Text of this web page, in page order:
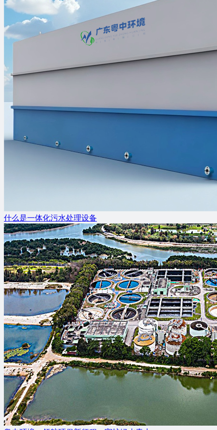
什么是一体化污水处理设备